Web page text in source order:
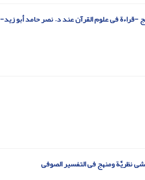
-قراءة فی علوم القرآن عند د. نصر حامد أبو زید-
نظریَّة ومنهج فی التفسیر الصوفی